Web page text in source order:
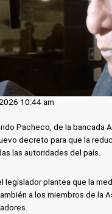
10:44 am
Pacheco, de la bancada
decreto para que la
las autoridades del país.
legislador plantea que la
a los miembros de la